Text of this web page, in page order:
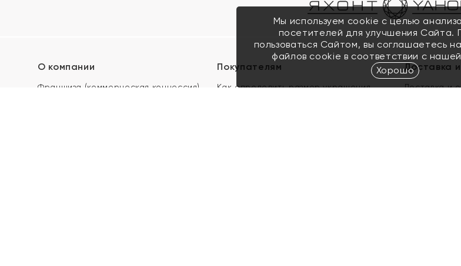
О компании
Франшиза (коммерческая концессия)
Покупателям
Как определить размер украшения
Доставка
Доставка и
Мы используем cookie с целью
посетителей для улучшения Сайта.
пользоваться Сайтом, вы соглашаетесь
файлов cookie в соответствии с нашей
Хорошо